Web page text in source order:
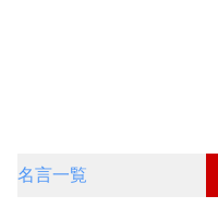
名言一覧